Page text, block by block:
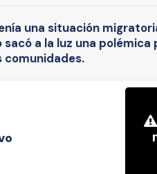
una situación
a la luz una